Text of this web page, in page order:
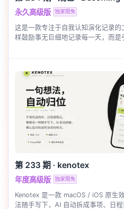
永久高级版 独家限免
这是一款专注于自我认知演化记录
样鼓励事无巨细地记录每一天，而
第 233 期 · kenotex
年度高级版 独家限免
Kenotex 是一款 macOS / iOS 原
法随手写下，AI 自动拆成事项、日